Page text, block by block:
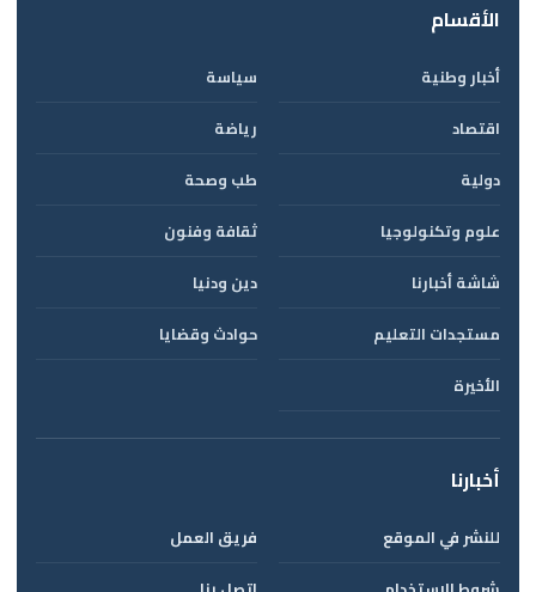
الأقسام
أخبار وطنية
سياسة
اقتصاد
رياضة
دولية
طب وصحة
علوم وتكنولوجيا
ثقافة وفنون
شاشة أخبارنا
دين ودنيا
مستجدات التعليم
حوادث وقضايا
الأخيرة
أخبارنا
للنشر في الموقع
فريق العمل